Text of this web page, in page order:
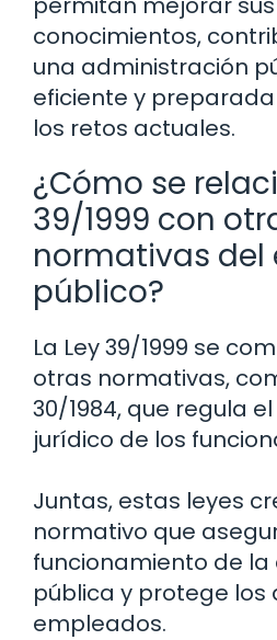
conocimientos,
una administración
eficiente y
los retos actuales.
¿Cómo se
39/1999 con
normativas del
público?
La Ley 39/1999 se
otras normativas,
30/1984, que regula
jurídico de los
Juntas, estas leyes
normativo que
funcionamiento de
pública y protege los
empleados.